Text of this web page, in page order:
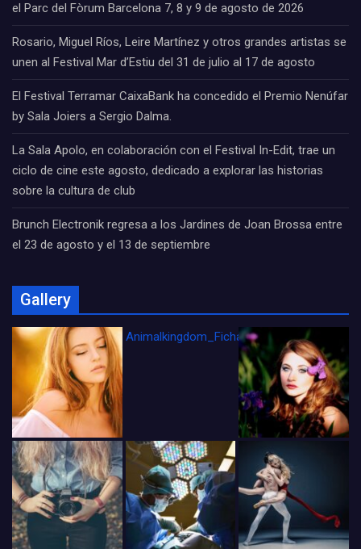
el Parc del Fòrum Barcelona 7, 8 y 9 de agosto de 2026
Rosario, Miguel Ríos, Leire Martínez y otros grandes artistas se
unen al Festival Mar d’Estiu del 31 de julio al 17 de agosto
El Festival Terramar CaixaBank ha concedido el Premio Nenúfar
by Sala Joiers a Sergio Dalma.
La Sala Apolo, en colaboración con el Festival In-Edit, trae un
ciclo de cine este agosto, dedicado a explorar las historias
sobre la cultura de club
Brunch Electronik regresa a los Jardines de Joan Brossa entre
el 23 de agosto y el 13 de septiembre
Gallery
Animalkingdom_FichaCine